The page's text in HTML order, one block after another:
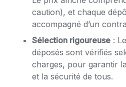
caution), et chaque
accompagné d’un
Sélection rigoureuse :
déposés sont vérifiés
charges, pour garantir
et la sécurité de tous.